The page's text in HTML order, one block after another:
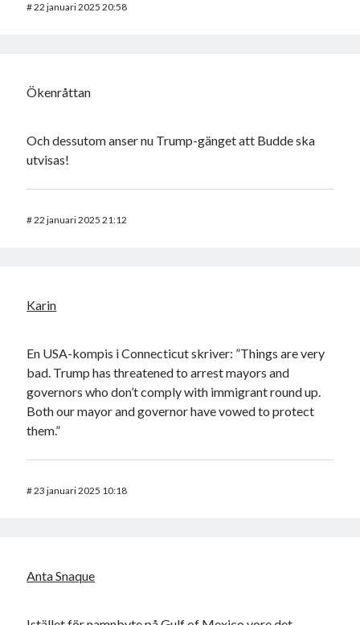
#22 januari 2025 20:58
Ökenråttan
Och dessutom anser nu Trump-gänget att Budde ska
utvisas!
#22 januari 2025 21:12
Karin
En USA-kompis i Connecticut skriver: ”Things are very
bad. Trump has threatened to arrest mayors and
governors who don’t comply with immigrant round up.
Both our mayor and governor have vowed to protect
them.”
#23 januari 2025 10:18
Anta Snaque